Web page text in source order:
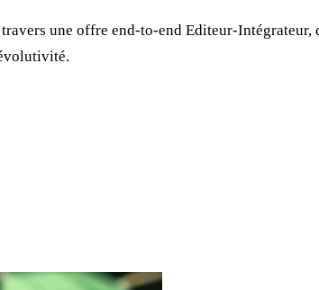
une offre end-to-end Editeur-